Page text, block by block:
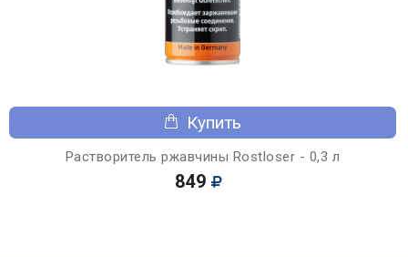
Купить
Растворитель ржавчины Rostloser - 0,3 л
849